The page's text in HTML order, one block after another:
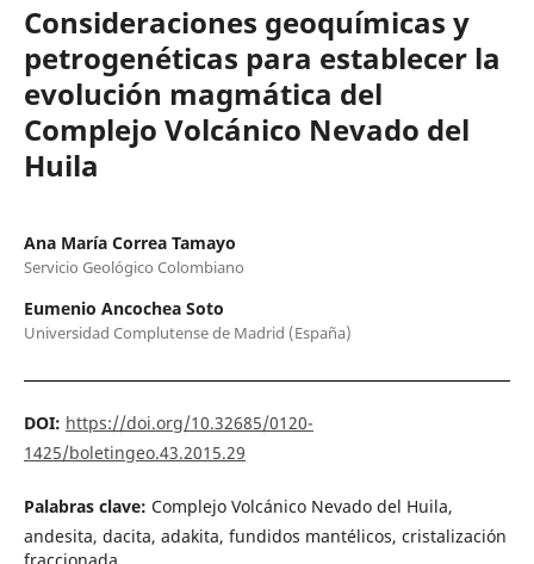
Consideraciones geoquímicas y
petrogenéticas para establecer la
evolución magmática del
Complejo Volcánico Nevado del
Huila
Ana María Correa Tamayo
Servicio Geológico Colombiano
Eumenio Ancochea Soto
Universidad Complutense de Madrid (España)
DOI: https://doi.org/10.32685/0120-
1425/boletingeo.43.2015.29
Palabras clave: Complejo Volcánico Nevado del Huila,
andesita, dacita, adakita, fundidos mantélicos, cristalización
fraccionada